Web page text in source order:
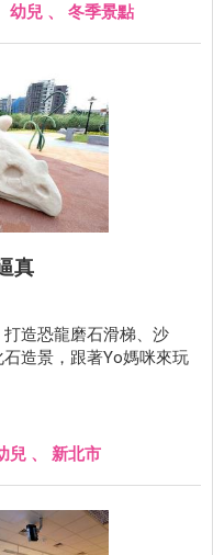
幼兒 、 冬季景點
真
造恐龍磨石滑梯、沙
造景，跟著Yo媽咪來玩
兒 、 新北市